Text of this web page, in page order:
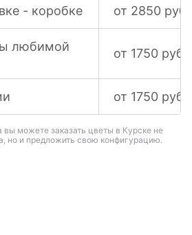
- коробке от 2850 руб.
любимой
от 1750 руб.
от 1750 руб.
вы можете заказать цветы в Курске не
но и предложить свою конфигурацию.